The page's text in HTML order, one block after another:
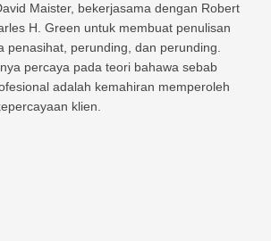
Maister, bekerjasama dengan Robert
H. Green untuk membuat penulisan
penasihat, perunding, dan perunding.
percaya pada teori bahawa sebab
adalah kemahiran memperoleh
klien.